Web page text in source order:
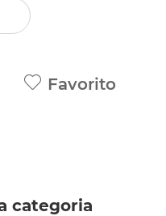
Favorito
categoria